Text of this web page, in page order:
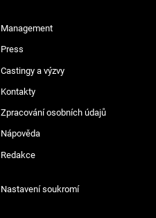
Management
Press
Castingy a výzvy
Kontakty
Zpracování osobních údajů
Nápověda
Redakce
Nastavení soukromí